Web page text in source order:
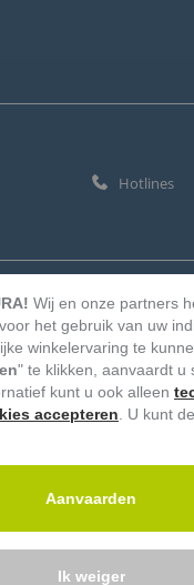
Hotlines
Automatische
Wij en onze partners
het gebruik van uw
winkelervaring te
" te klikken, aanvaardt u
kunt u ook alleen
accepteren . U kunt
Aanvaarden
Ik weiger